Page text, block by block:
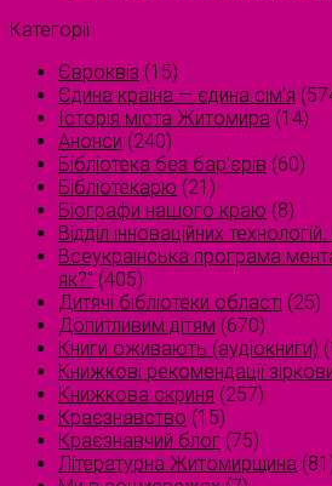
Категорії
Євроквіз (15)
Єдина країна — єдина сім’я
Історія міста Житомира (14)
Анонси (240)
Бібліотека без бар'єрів (60)
Бібліотекарю (21)
Біографи нашого краю (8)
Відділ інноваційних
Всеукраїнська програма
як?" (405)
Дитячі бібліотеки області (25)
Допитливим дітям (670)
Книги оживають (аудіокниги)
Книжкові рекомендації
Книжкова скриня (257)
Краєзнавство (15)
Краєзнавчий блог (75)
Літературна Житомирщина